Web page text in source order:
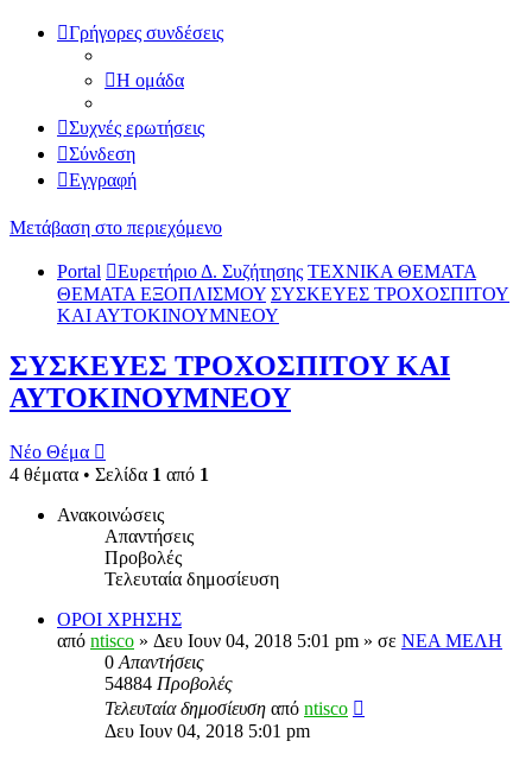
Γρήγορες συνδέσεις
Η ομάδα
Συχνές ερωτήσεις
Σύνδεση
Εγγραφή
Μετάβαση στο περιεχόμενο
Portal Ευρετήριο Δ. Συζήτησης ΤΕΧΝΙΚΑ ΘΕΜΑΤΑ
ΘΕΜΑΤΑ ΕΞΟΠΛΙΣΜΟΥ ΣΥΣΚΕΥΕΣ ΤΡΟΧΟΣΠΙΤΟΥ
ΚΑΙ ΑΥΤΟΚΙΝΟΥΜΝΕΟΥ
ΣΥΣΚΕΥΕΣ ΤΡΟΧΟΣΠΙΤΟΥ ΚΑΙ
ΑΥΤΟΚΙΝΟΥΜΝΕΟΥ
Νέο Θέμα
4 θέματα • Σελίδα 1 από 1
Ανακοινώσεις
Απαντήσεις
Προβολές
Τελευταία δημοσίευση
ΟΡΟΙ ΧΡΗΣΗΣ
από ntisco » Δευ Ιουν 04, 2018 5:01 pm » σε ΝΕΑ ΜΕΛΗ
0 Απαντήσεις
54884 Προβολές
Τελευταία δημοσίευση από ntisco
Δευ Ιουν 04, 2018 5:01 pm